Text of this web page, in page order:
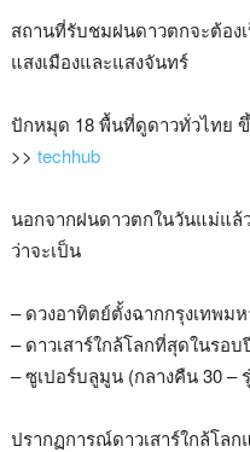
สถานที่รับชมฝนดาวตกจะต้อ
แสงเมืองและแสงจันทร์
ปักหมุด 18 พื้นที่ดูดาวทั่วไทย
>> techhub
นอกจากฝนดาวตกในวันแม่แล้
ว่าจะเป็น
– ดวงอาทิตย์ตั้งฉากกรุงเทพม
– ดาวเสาร์ใกล้โลกที่สุดในรอ
– ซูเปอร์บลูมูน (กลางคืน 30 –
ปรากฏการณ์ดาวเสาร์ใกล้โล